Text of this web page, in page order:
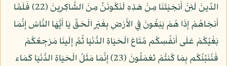
الدِّينَ لَئِنْ أَنجَيْتَنَا مِنْ هَذِهِ لَنَكُونَنِّ مِنَ الشَّاكِرِينَ (22) فَلَمَّا
أَنجَاهُمْ إِذَا هُمْ يَبْغُونَ فِي الأَرْضِ بِغَيْرِ الْحَقِّ يَا أَيُّهَا النَّاسُ إِنَّمَا
بَغْيُكُمْ عَلَى أَنفُسِكُم مَّتَاعَ الْحَيَاةِ الدُّنْيَا ثُمَّ إِلَينَا مَرْجِعُكُمْ
فَنُنَبِّئُكُم بِمَا كُنتُمْ تَعْمَلُونَ (23) إِنَّمَا مَثَلُ الْحَيَاةِ الدُّنْيَا كَمَاء